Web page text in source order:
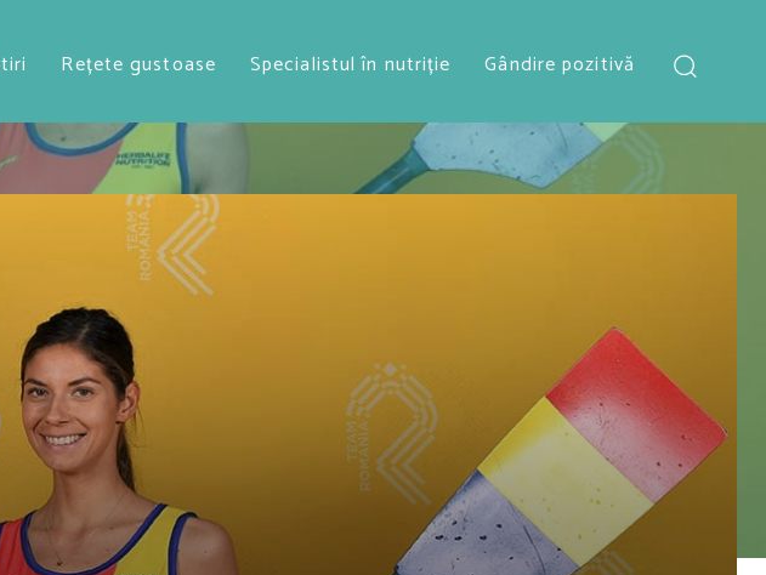
Rețete gustoase Specialistul în nutriție Gândire pozitivă